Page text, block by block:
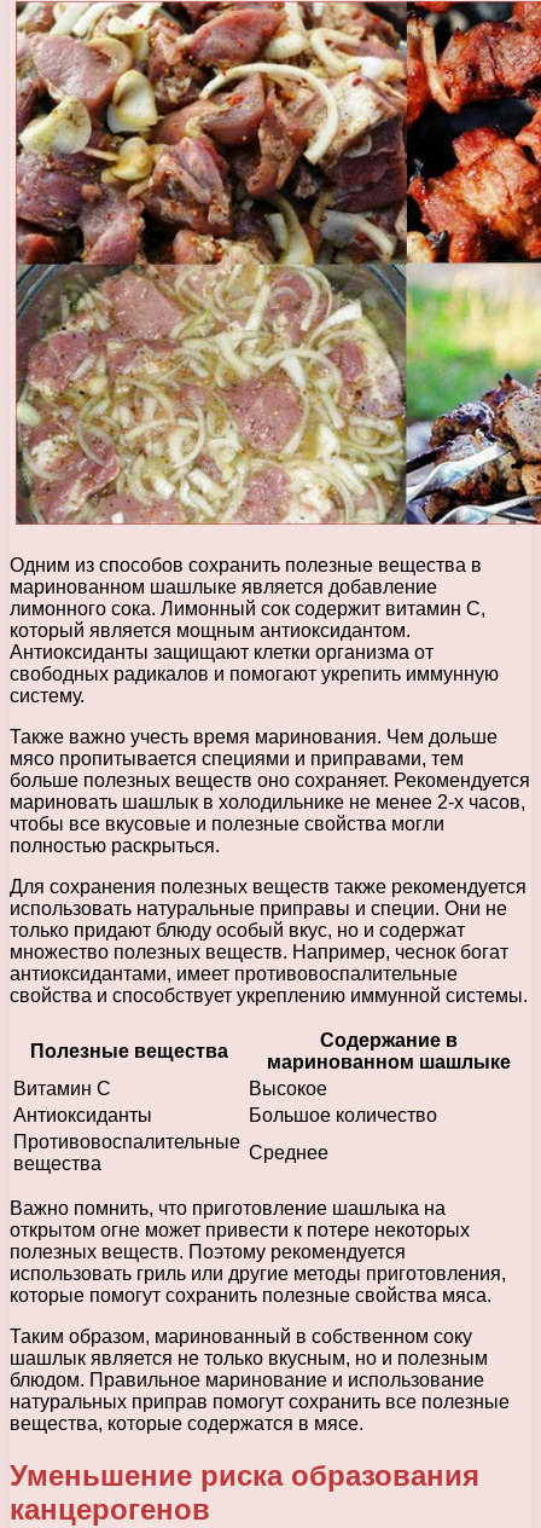
Одним из способов сохранить полезные вещества в
маринованном шашлыке является добавление
лимонного сока. Лимонный сок содержит витамин С,
который является мощным антиоксидантом.
Антиоксиданты защищают клетки организма от
свободных радикалов и помогают укрепить иммунную
систему.
Также важно учесть время маринования. Чем дольше
мясо пропитывается специями и приправами, тем
больше полезных веществ оно сохраняет. Рекомендуется
мариновать шашлык в холодильнике не менее 2-х часов,
чтобы все вкусовые и полезные свойства могли
полностью раскрыться.
Для сохранения полезных веществ также рекомендуется
использовать натуральные приправы и специи. Они не
только придают блюду особый вкус, но и содержат
множество полезных веществ. Например, чеснок богат
антиоксидантами, имеет противовоспалительные
свойства и способствует укреплению иммунной системы.
Полезные вещества
Содержание в
маринованном шашлыке
Витамин С
Высокое
Антиоксиданты
Большое количество
Противовоспалительные
вещества
Среднее
Важно помнить, что приготовление шашлыка на
открытом огне может привести к потере некоторых
полезных веществ. Поэтому рекомендуется
использовать гриль или другие методы приготовления,
которые помогут сохранить полезные свойства мяса.
Таким образом, маринованный в собственном соку
шашлык является не только вкусным, но и полезным
блюдом. Правильное маринование и использование
натуральных приправ помогут сохранить все полезные
вещества, которые содержатся в мясе.
Уменьшение риска образования
канцерогенов